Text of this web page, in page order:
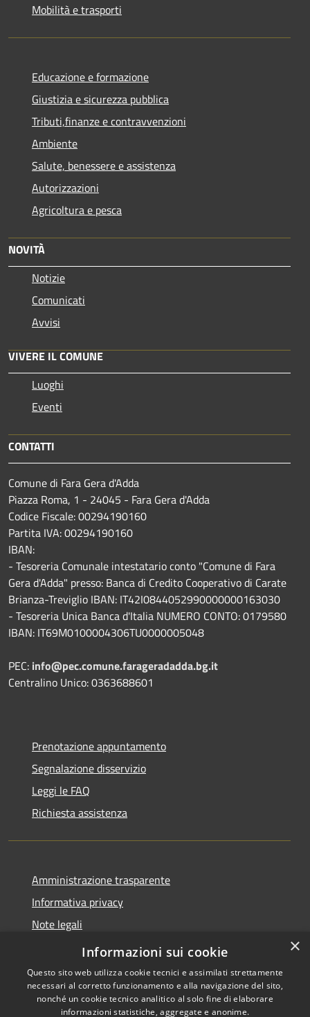
Mobilità e trasporti
Educazione e formazione
Giustizia e sicurezza pubblica
Tributi,finanze e contravvenzioni
Ambiente
Salute, benessere e assistenza
Autorizzazioni
Agricoltura e pesca
NOVITÀ
Notizie
Comunicati
Avvisi
VIVERE IL COMUNE
Luoghi
Eventi
CONTATTI
Comune di Fara Gera d'Adda
Piazza Roma, 1 - 24045 - Fara Gera d'Adda
Codice Fiscale: 00294190160
Partita IVA: 00294190160
IBAN:
- Tesoreria Comunale intestatario conto "Comune di Fara
Gera d'Adda" presso: Banca di Credito Cooperativo di Carate
Brianza-Treviglio IBAN: IT42I0844052990000000163030
- Tesoreria Unica Banca d'Italia NUMERO CONTO: 0179580
IBAN: IT69M0100004306TU0000005048
PEC: info@pec.comune.farageradadda.bg.it
Centralino Unico: 0363688601
Prenotazione appuntamento
Segnalazione disservizio
Leggi le FAQ
Richiesta assistenza
Amministrazione trasparente
Informativa privacy
Note legali
Dichiarazione di accessibilità
×
Informazioni sui cookie
Questo sito web utilizza cookie tecnici e assimilati strettamente
necessari al corretto funzionamento e alla navigazione del sito,
nonché un cookie tecnico analitico al solo fine di elaborare
informazioni statistiche, aggregate e anonime.